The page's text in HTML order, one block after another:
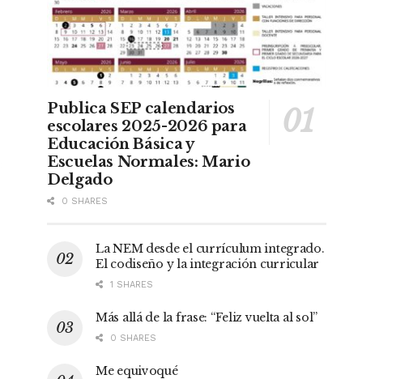
Publica SEP calendarios
escolares 2025-2026 para
Educación Básica y
Escuelas Normales: Mario
Delgado
0 SHARES
La NEM desde el currículum integrado.
El codiseño y la integración curricular
1 SHARES
Más allá de la frase: “Feliz vuelta al sol”
0 SHARES
Me equivoqué